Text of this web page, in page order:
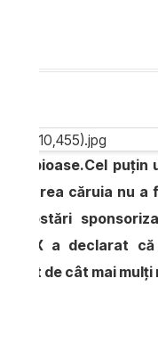
dubioase.Cel
căruia nu
postări
LEX a declarat
de cât mai